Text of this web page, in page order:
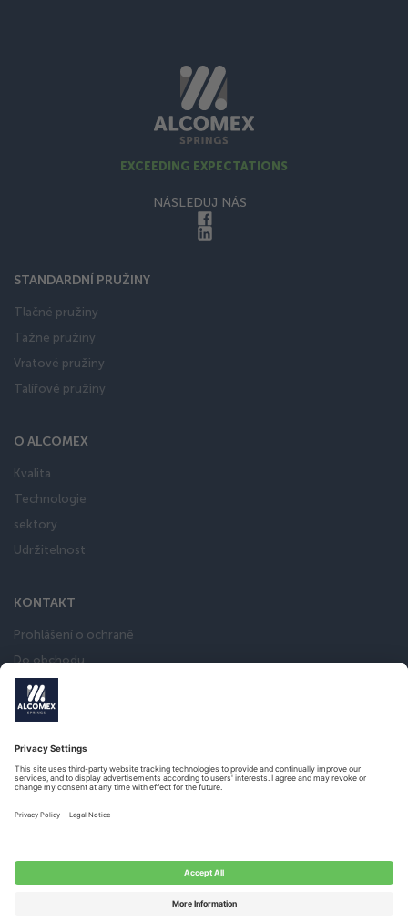
EXCEEDING EXPECTATIONS
NÁSLEDUJ NÁS
STANDARDNÍ PRUŽINY
Tlačné pružiny
Tažné pružiny
Vratové pružiny
Talířové pružiny
O ALCOMEX
Kvalita
Technologie
sektory
Udržitelnost
KONTAKT
Prohlášení o ochraně
Do obchodu
Všeobecné obchodní podmínky
Pružinová kalkulačka